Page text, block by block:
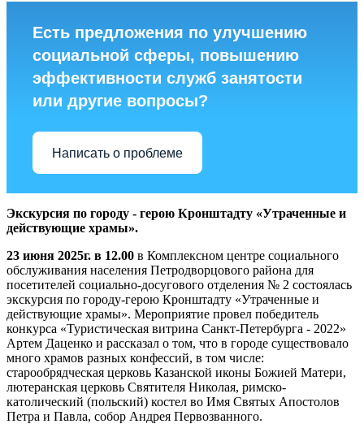
Есть предложения по улучшению
социальной сферы, повышению
эффективности служб занятости
или другие вопросы?
Написать о проблеме
Экскурсия по городу - герою Кронштадту «Утраченные и
действующие храмы».
23 июня 2025г. в 12.00 в Комплексном центре социального
обслуживания населения Петродворцового района для
посетителей социально-досугового отделения № 2 состоялась
экскурсия по городу-герою Кронштадту «Утраченные и
действующие храмы». Мероприятие провел победитель
конкурса «Туристическая витрина Санкт-Петербурга - 2022»
Артем Даценко и рассказал о том, что в городе существовало
много храмов разных конфессий, в том числе:
старообрядческая церковь Казанской иконы Божией Матери,
лютеранская церковь Святителя Николая, римско-
католический (польский) костел во Имя Святых Апостолов
Петра и Павла, собор Андрея Первозванного.